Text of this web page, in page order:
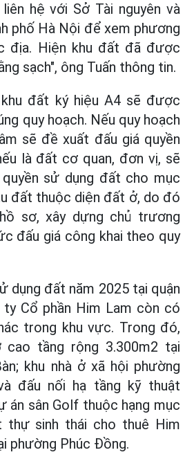
hệ với Sở Tài nguyên và
phố Hà Nội để xem phương
địa. Hiện khu đất đã được
sạch", ông Tuấn thông tin.
khu đất ký hiệu A4 sẽ được
quy hoạch. Nếu quy hoạch
sẽ đề xuất đấu giá quyền
là đất cơ quan, đơn vị, sẽ
sử dụng đất cho mục
đất thuộc diện đất ở, do đó
sơ, xây dựng chủ trương
đấu giá công khai theo quy
dụng đất năm 2025 tại quận
ty Cổ phần Him Lam còn có
trong khu vực. Trong đó,
tầng rộng 3.300m2 tại
khu nhà ở xã hội phường
đấu nối hạ tầng kỹ thuật
án sân Golf thuộc hạng mục
thự sinh thái cho thuê Him
phường Phúc Đồng.